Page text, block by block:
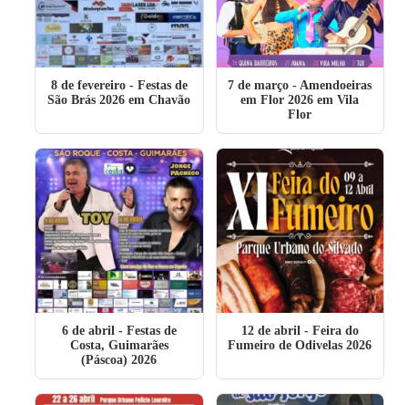
8 de fevereiro- Festas de
São Brás 2026 em Chavão
7 de março - Amendoeiras
em Flor 2026 em Vila
Flor
6 de abril- Festas de
Costa, Guimarães
(Páscoa) 2026
12 de abril- Feira do
Fumeiro de Odivelas 2026